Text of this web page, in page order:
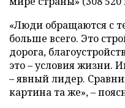
«Люди обращаются с
больше всего. Это
дорога,
это – условия жизни.
– явный лидер.
картина та же», –